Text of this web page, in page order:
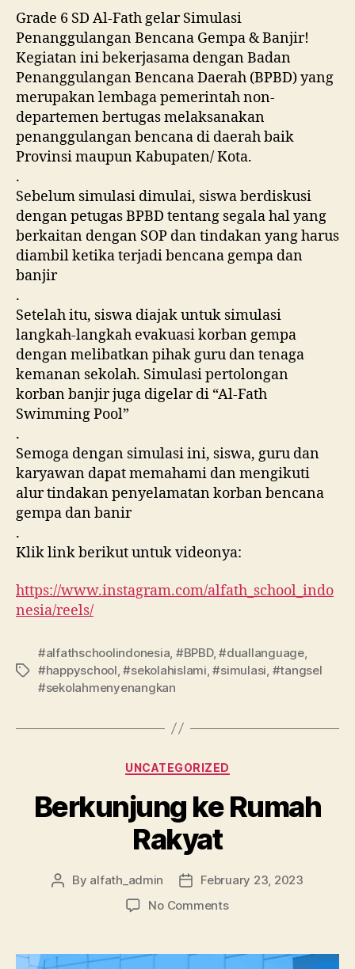
Grade 6 SD Al-Fath gelar Simulasi
Penanggulangan Bencana Gempa & Banjir!
Kegiatan ini bekerjasama dengan Badan
Penanggulangan Bencana Daerah (BPBD) yang
merupakan lembaga pemerintah non-
departemen bertugas melaksanakan
penanggulangan bencana di daerah baik
Provinsi maupun Kabupaten/ Kota.
.
Sebelum simulasi dimulai, siswa berdiskusi
dengan petugas BPBD tentang segala hal yang
berkaitan dengan SOP dan tindakan yang harus
diambil ketika terjadi bencana gempa dan
banjir
.
Setelah itu, siswa diajak untuk simulasi
langkah-langkah evakuasi korban gempa
dengan melibatkan pihak guru dan tenaga
kemanan sekolah. Simulasi pertolongan
korban banjir juga digelar di “Al-Fath
Swimming Pool”
.
Semoga dengan simulasi ini, siswa, guru dan
karyawan dapat memahami dan mengikuti
alur tindakan penyelamatan korban bencana
gempa dan banir
.
Klik link berikut untuk videonya:
https://www.instagram.com/alfath_school_indo
nesia/reels/
#alfathschoolindonesia #BPBD,#duallanguage,
#happyschool ,#sekolahislami ,#simulasi #tangsel
#sekolahmenyenangkan
UNCATEGORIZED
Berkunjung ke Rumah
Rakyat
By alfath_admin
February 23, 2023
No Comments